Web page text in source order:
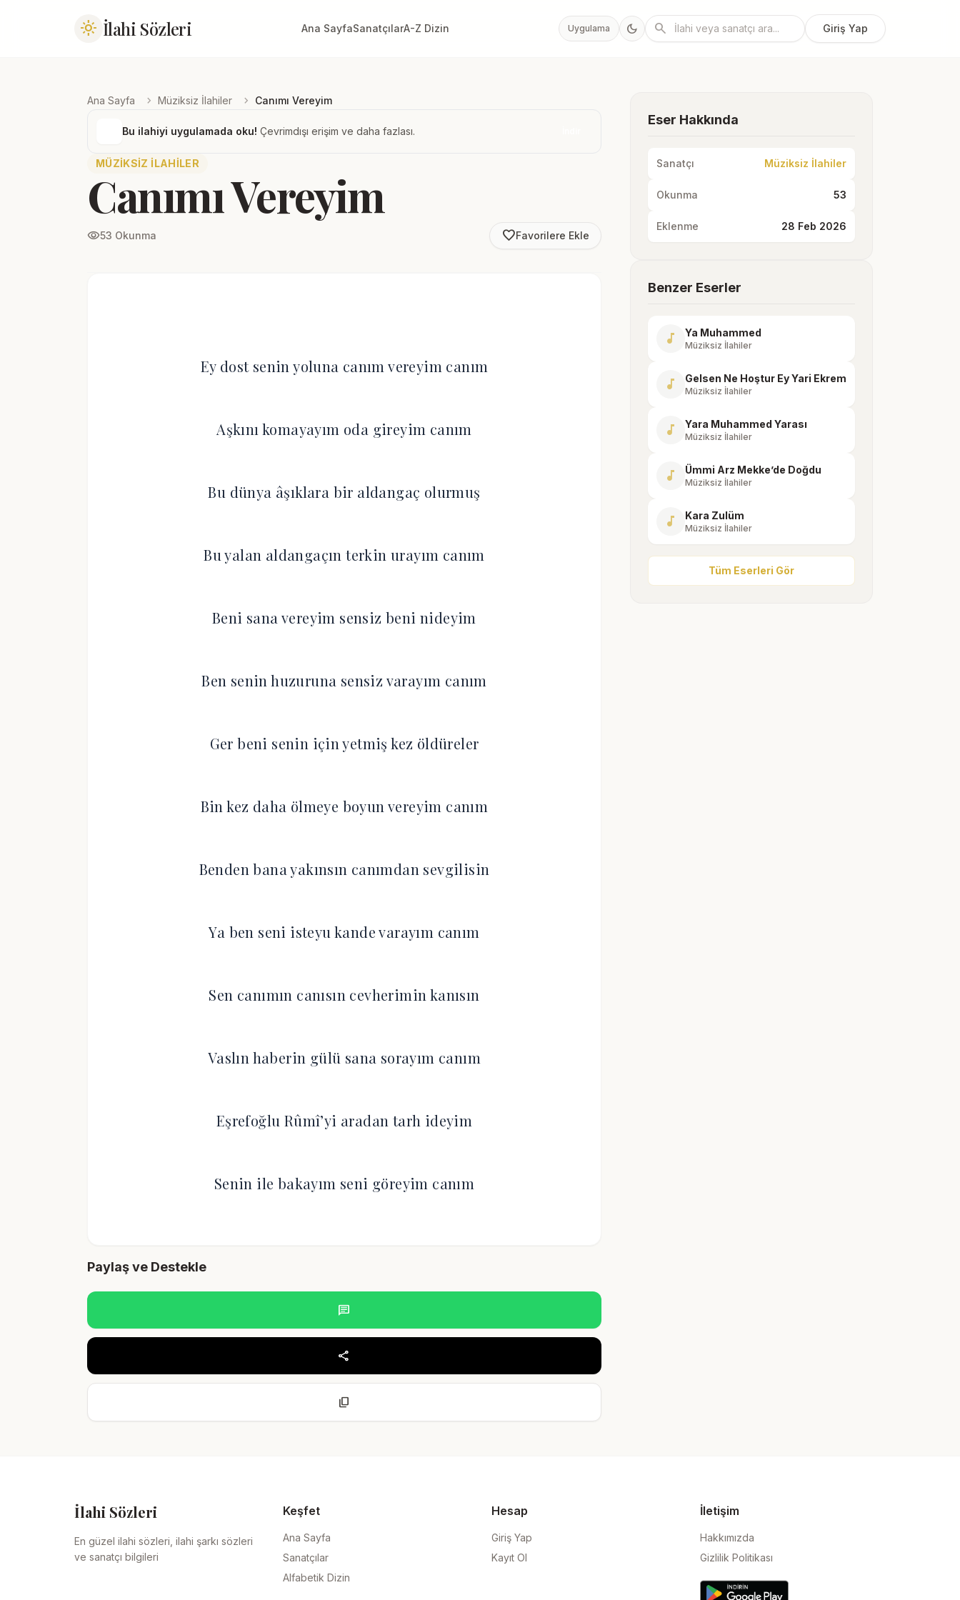
light_mode İlahi Sözleri Ana SayfaSanatçılarA-Z Dizin Uygulama dark_mode search Giriş Yap
Ana Sayfa chevron_right Müziksiz İlahiler chevron_right Canımı Vereyim
Bu ilahiyi uygulamada oku! Çevrimdışı erişim ve daha fazlası.
MÜZIKSIZ İLAHILER
Canımı Vereyim
visibility53 Okunma favorite_borderFavorilere Ekle
Ey dost senin yoluna canım vereyim canım
Aşkını komayayım oda gireyim canım
Bu dünya âşıklara bir aldangaç olurmuş
Bu yalan aldangaçın terkin urayım canım
Beni sana vereyim sensiz beni nideyim
Ben senin huzuruna sensiz varayım canım
Ger beni senin için yetmiş kez öldüreler
Bin kez daha ölmeye boyun vereyim canım
Benden bana yakınsın canımdan sevgilisin
Ya ben seni isteyu kande varayım canım
Sen canımın canısın cevherimin kanısın
Vaslın haberin gülü sana sorayım canım
Eşrefoğlu Rûmî’yi aradan tarh ideyim
Senin ile bakayım seni göreyim canım
Paylaş ve Destekle
chat
share
content_copy
Eser Hakkında
Sanatçı Müziksiz İlahiler
Okunma 53
Eklenme 28 Feb 2026
Benzer Eserler
music_note Ya Muhammed
Müziksiz İlahiler
music_note Gelsen Ne Hoştur Ey Yari Ekrem
Müziksiz İlahiler
music_note Yara Muhammed Yarası
Müziksiz İlahiler
music_note Ümmi Arz Mekke’de Doğdu
Müziksiz İlahiler
music_note Kara Zulüm
Müziksiz İlahiler
Tüm Eserleri Gör
İlahi Sözleri
En güzel ilahi sözleri, ilahi şarkı sözleri
ve sanatçı bilgileri
Keşfet
Ana Sayfa
Sanatçılar
Alfabetik Dizin
Hesap
Giriş Yap
Kayıt Ol
İletişim
Hakkımızda
Gizlilik Politikası